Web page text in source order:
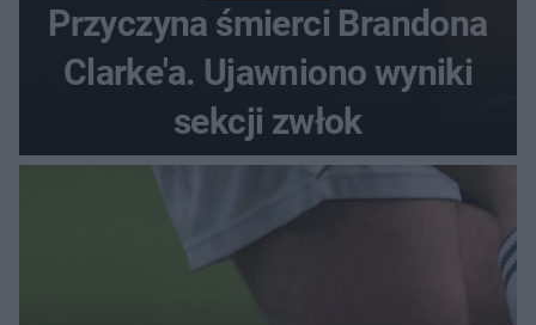
Przyczyna śmierci Brandona
Clarke'a. Ujawniono wyniki
sekcji zwłok